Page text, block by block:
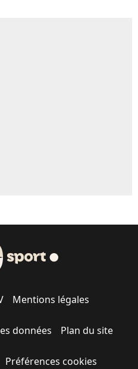
Mentions légales
données Plan du site
Préférences cookies